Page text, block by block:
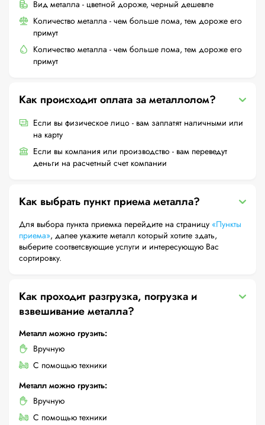
Вид металла - цветной дороже, черный дешевле
Количество металла - чем больше лома, тем дороже его
примут
Количество металла - чем больше лома, тем дороже его
примут
Как происходит оплата за металлолом?
Если вы физическое лицо - вам заплатят наличными или
на карту
Если вы компания или производство - вам переведут
деньги на расчетный счет компании
Как выбрать пункт приема металла?
Для выбора пункта приемка перейдите на страницу «Пункты
приема», далее укажите металл который хотите здать,
выберите соответсвующие услуги и интересующую Вас
сортировку.
Как проходит разгрузка, погрузка и
взвешивание металла?
Металл можно грузить:
Вручную
С помощью техники
Металл можно грузить:
Вручную
С помощью техники